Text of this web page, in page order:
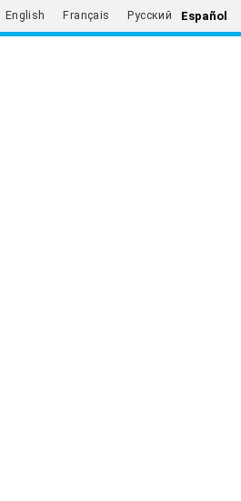
English Français Русский Español